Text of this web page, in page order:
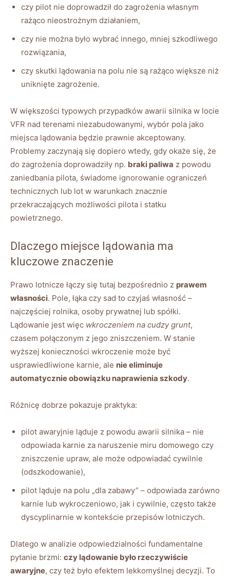
czy pilot nie doprowadził do zagrożenia własnym
rażąco nieostrożnym działaniem,
czy nie można było wybrać innego, mniej szkodliwego
rozwiązania,
czy skutki lądowania na polu nie są rażąco większe niż
uniknięte zagrożenie.
W większości typowych przypadków awarii silnika w locie
VFR nad terenami niezabudowanymi, wybór pola jako
miejsca lądowania będzie prawnie akceptowany.
Problemy zaczynają się dopiero wtedy, gdy okaże się, że
do zagrożenia doprowadziły np. braki paliwa z powodu
zaniedbania pilota, świadome ignorowanie ograniczeń
technicznych lub lot w warunkach znacznie
przekraczających możliwości pilota i statku
powietrznego.
Dlaczego miejsce lądowania ma
kluczowe znaczenie
Prawo lotnicze łączy się tutaj bezpośrednio z prawem
własności. Pole, łąka czy sad to czyjaś własność –
najczęściej rolnika, osoby prywatnej lub spółki.
Lądowanie jest więc wkroczeniem na cudzy grunt,
czasem połączonym z jego zniszczeniem. W stanie
wyższej konieczności wkroczenie może być
usprawiedliwione karnie, ale nie eliminuje
automatycznie obowiązku naprawienia szkody.
Różnicę dobrze pokazuje praktyka:
pilot awaryjnie ląduje z powodu awarii silnika – nie
odpowiada karnie za naruszenie miru domowego czy
zniszczenie upraw, ale może odpowiadać cywilnie
(odszkodowanie),
pilot ląduje na polu „dla zabawy” – odpowiada zarówno
karnie lub wykroczeniowo, jak i cywilnie, często także
dyscyplinarnie w kontekście przepisów lotniczych.
Dlatego w analizie odpowiedzialności fundamentalne
pytanie brzmi: czy lądowanie było rzeczywiście
awaryjne, czy też było efektem lekkomyślnej decyzji. To